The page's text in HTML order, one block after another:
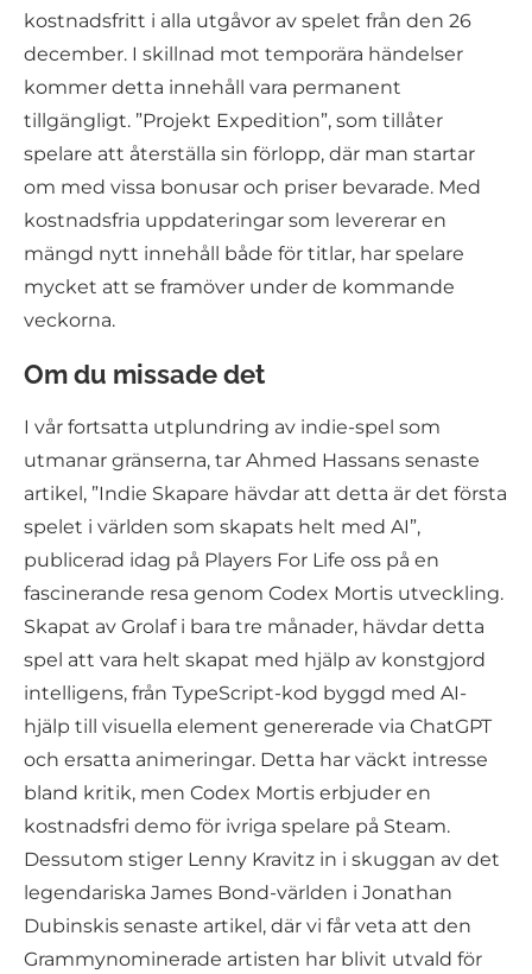
kostnadsfritt i alla utgåvor av spelet från den 26
december. I skillnad mot temporära händelser
kommer detta innehåll vara permanent
tillgängligt. ”Projekt Expedition”, som tillåter
spelare att återställa sin förlopp, där man startar
om med vissa bonusar och priser bevarade. Med
kostnadsfria uppdateringar som levererar en
mängd nytt innehåll både för titlar, har spelare
mycket att se framöver under de kommande
veckorna.
Om du missade det
I vår fortsatta utplundring av indie-spel som
utmanar gränserna, tar Ahmed Hassans senaste
artikel, ”Indie Skapare hävdar att detta är det första
spelet i världen som skapats helt med AI”,
publicerad idag på Players For Life oss på en
fascinerande resa genom Codex Mortis utveckling.
Skapat av Grolaf i bara tre månader, hävdar detta
spel att vara helt skapat med hjälp av konstgjord
intelligens, från TypeScript-kod byggd med AI-
hjälp till visuella element genererade via ChatGPT
och ersatta animeringar. Detta har väckt intresse
bland kritik, men Codex Mortis erbjuder en
kostnadsfri demo för ivriga spelare på Steam.
Dessutom stiger Lenny Kravitz in i skuggan av det
legendariska James Bond-världen i Jonathan
Dubinskis senaste artikel, där vi får veta att den
Grammynominerade artisten har blivit utvald för